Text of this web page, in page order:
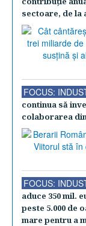
sectoare, de
FOCUS:
continua să
colaborarea
FOCUS:
aduce 350 mil.
peste 5.000 de
mare pentru a